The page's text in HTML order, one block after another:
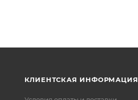
КЛИЕНТСКАЯ ИНФОРМАЦИЯ